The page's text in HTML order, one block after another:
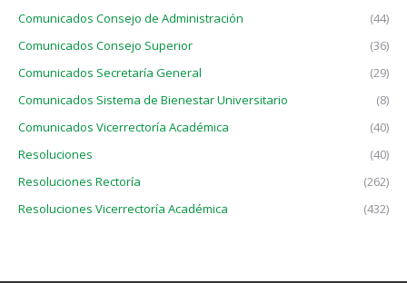
Comunicados Consejo de Administración
(44)
Comunicados Consejo Superior
(36)
Comunicados Secretaría General
(29)
Comunicados Sistema de Bienestar Universitario
(8)
Comunicados Vicerrectoría Académica
(40)
Resoluciones
(40)
Resoluciones Rectoría
(262)
Resoluciones Vicerrectoría Académica
(432)